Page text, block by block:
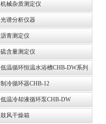
机械杂质测定仪
光谱分析仪器
沥青测定仪
硫含量测定仪
低温循环恒温水浴槽CHB-DW系列
制冷循环器CHB-12
低温冷却液循环泵CHB-DW
鼓风干燥箱